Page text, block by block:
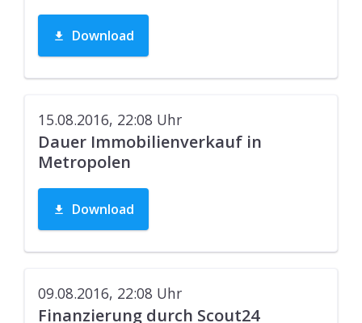
Download
15.08.2016, 22:08 Uhr
Dauer Immobilienverkauf in
Metropolen
Download
09.08.2016, 22:08 Uhr
Finanzierung durch Scout24